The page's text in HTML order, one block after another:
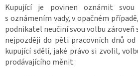
Kupující je povinen oznámit
s oznámením vady, v opačném
podnikatel neučiní svou volbu zároveň
nejpozději do pěti pracovních dnů
kupující sdělí, jaké právo si zvolil,
prodávajícího měnit.